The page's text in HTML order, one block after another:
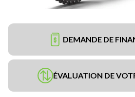
DEMANDE DE
ÉVALUATION DE